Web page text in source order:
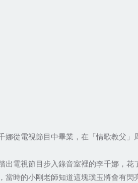
從電視節目中畢業，在「情歌教父」
電視節目步入錄音室裡的李千娜，
時的小剛老師知道這塊璞玉將會有